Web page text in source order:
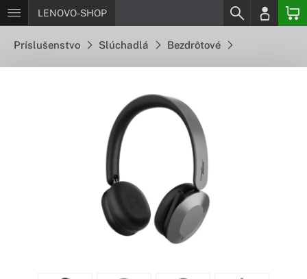
LENOVO-SHOP
Príslušenstvo Slúchadlá Bezdrôtové